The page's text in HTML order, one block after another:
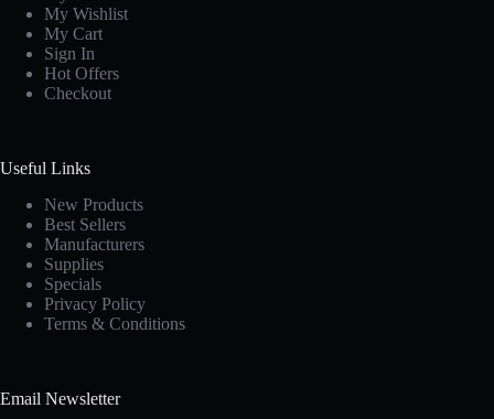
My Wishlist
My Cart
Sign In
Hot Offers
Checkout
Useful Links
New Products
Best Sellers
Manufacturers
Supplies
Specials
Privacy Policy
Terms & Conditions
Email Newsletter